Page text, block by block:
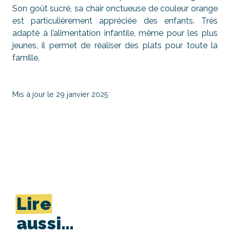
Son goût sucré, sa chair onctueuse de couleur orange
est particulièrement appréciée des enfants. Très
adapté à l’alimentation infantile, même pour les plus
jeunes, il permet de réaliser des plats pour toute la
famille.
Mis à jour le 29 janvier 2025
Lire
aussi…